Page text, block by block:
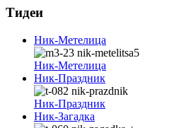
Тидеи
Ник-Метелица
Ник-Метелица
Ник-Праздник
Ник-Праздник
Ник-Загадка